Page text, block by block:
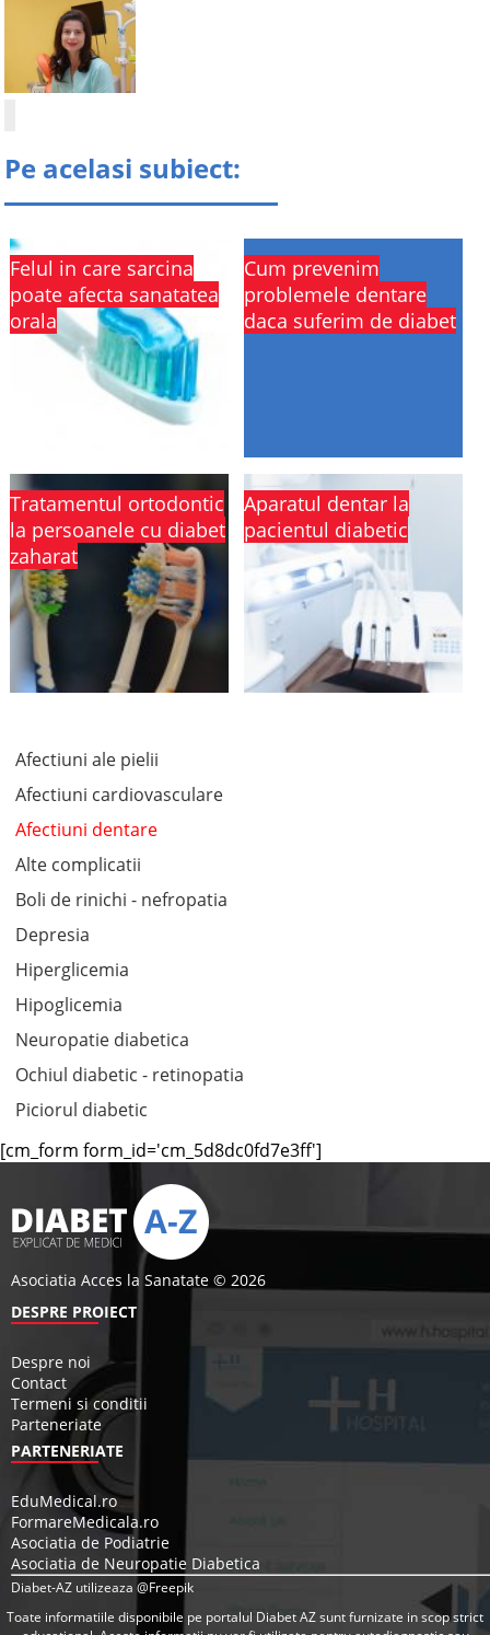
Pe acelasi subiect:
Felul in care sarcina
poate afecta sanatatea
orala
Cum prevenim
problemele dentare
daca suferim de diabet
Tratamentul ortodontic
la persoanele cu diabet
zaharat
Aparatul dentar la
pacientul diabetic
Afectiuni ale pielii
Afectiuni cardiovasculare
Afectiuni dentare
Alte complicatii
Boli de rinichi - nefropatia
Depresia
Hiperglicemia
Hipoglicemia
Neuropatie diabetica
Ochiul diabetic - retinopatia
Piciorul diabetic
[cm_form form_id='cm_5d8dc0fd7e3ff']
Asociatia Acces la Sanatate © 2026
DESPRE PROIECT
Despre noi
Contact
Termeni si conditii
Parteneriate
PARTENERIATE
EduMedical.ro
FormareMedicala.ro
Asociatia de Podiatrie
Asociatia de Neuropatie Diabetica
Diabet-AZ utilizeaza @Freepik
Toate informatiile disponibile pe portalul Diabet AZ sunt furnizate in scop strict